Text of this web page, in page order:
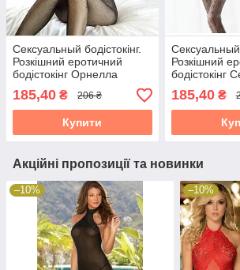
Сексуальный бодістокінг.
Розкішний еротичний
бодістокінг Орнелла
універсал. (XS-XL)
185,40 ₴ 206 ₴
Купити
Сексуальный
Розкішний
бодістокінг
універсал.
185,40₴
Акційні пропозиції та новинки
–10% –10%